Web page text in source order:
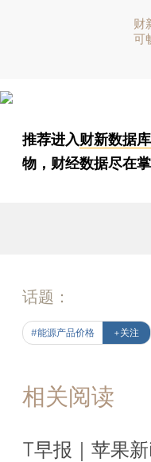
财
可
推荐进入财新数据库
物，财经数据尽在掌
话题：
#能源产品价格 +关注
相关阅读
T早报｜苹果